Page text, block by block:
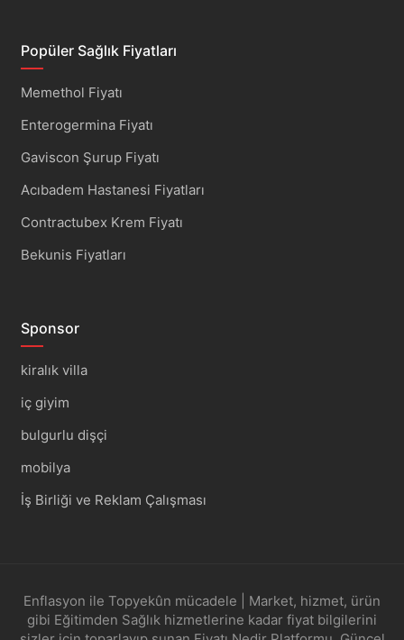
Popüler Sağlık Fiyatları
Memethol Fiyatı
Enterogermina Fiyatı
Gaviscon Şurup Fiyatı
Acıbadem Hastanesi Fiyatları
Contractubex Krem Fiyatı
Bekunis Fiyatları
Sponsor
kiralık villa
iç giyim
bulgurlu dişçi
mobilya
İş Birliği ve Reklam Çalışması
Enflasyon ile Topyekûn mücadele | Market, hizmet, ürün
gibi Eğitimden Sağlık hizmetlerine kadar fiyat bilgilerini